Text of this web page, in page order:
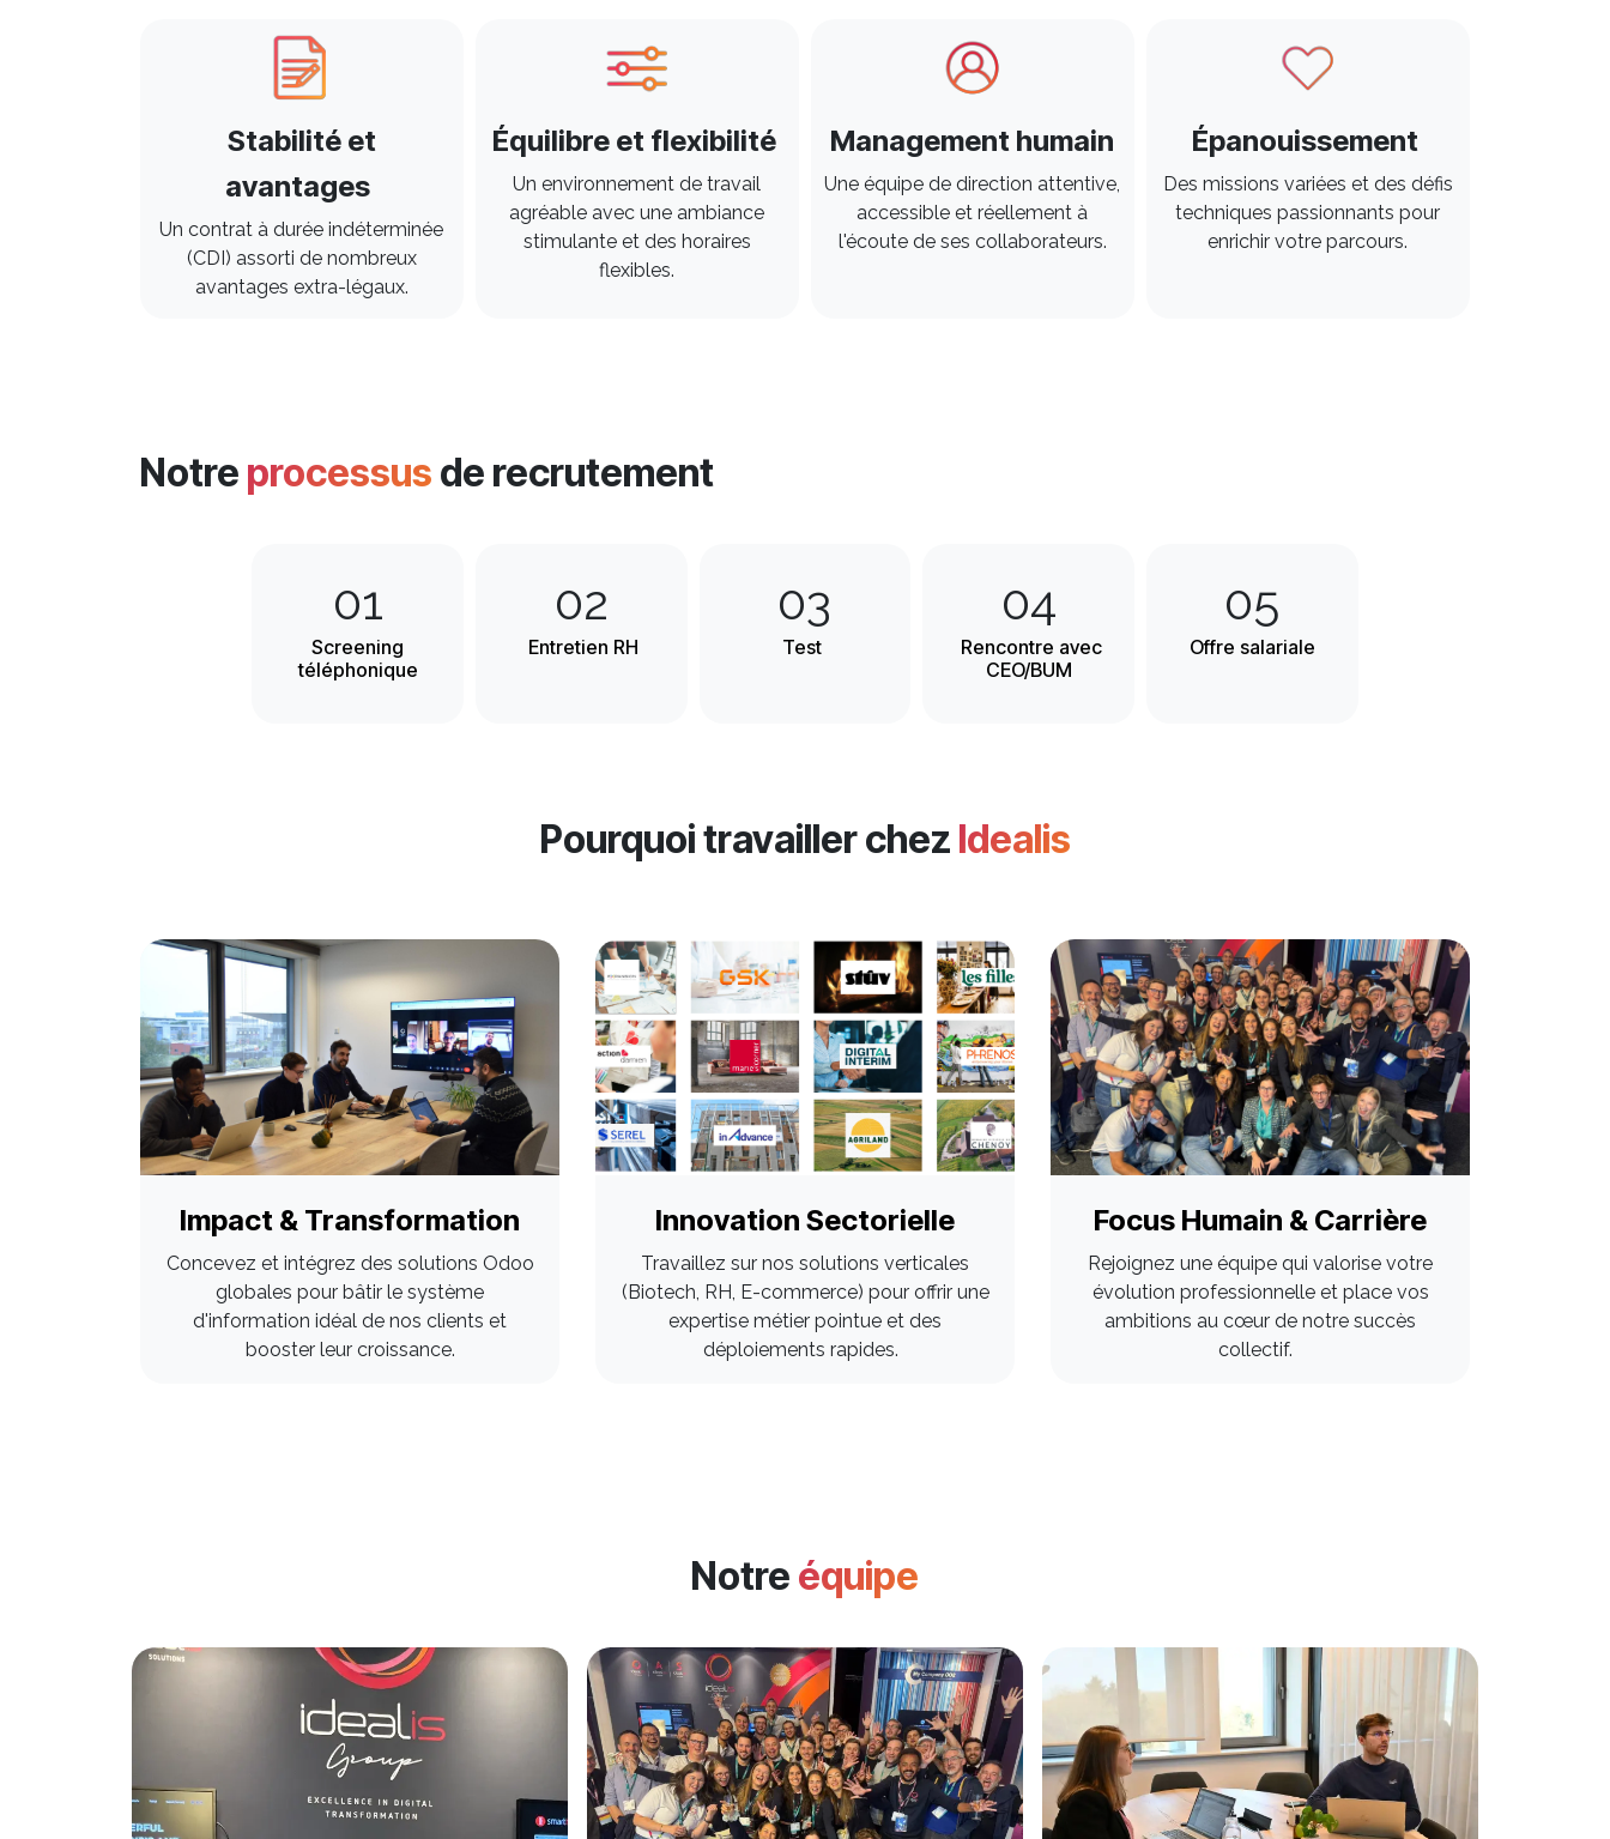
Stabilité et
avantages
Un contrat à durée indéterminée
(CDI) assorti de nombreux
avantages extra-légaux.
Équilibre et flexibilité
Un environnement de travail
agréable avec une ambiance
stimulante et des horaires
flexibles. ​
Management humain
Une équipe de direction attentive,
accessible et réellement à
l'écoute de ses collaborateurs. ​
Épanouissement
Des missions variées et des défis
techniques passionnants pour
enrichir votre parcours. ​
Notre processus de recrutement
05
Offre salariale
04
Rencontre avec
CEO/BUM
03
Test
02
Entretien RH
01
Screening
téléphonique
Pourquoi travailler chez Idealis
Impact & Transformation
Concevez et intégrez des solutions Odoo
globales pour bâtir le système
d'information idéal de nos clients et
booster leur croissance.
Innovation Sectorielle
Travaillez sur nos solutions verticales
(Biotech, RH, E-commerce) pour offrir une
expertise métier pointue et des
déploiements rapides.
Focus Humain & Carrière
Rejoignez une équipe qui valorise votre
évolution professionnelle et place vos
ambitions au cœur de notre succès
collectif.
Notre équipe